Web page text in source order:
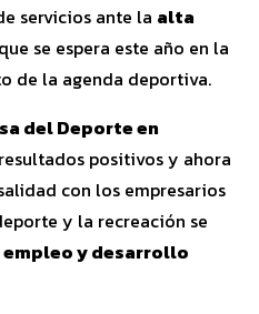
servicios ante la alta
que se espera este año en la
de la agenda deportiva.
del Deporte en
positivos y ahora
con los empresarios
y la recreación se
empleo y desarrollo